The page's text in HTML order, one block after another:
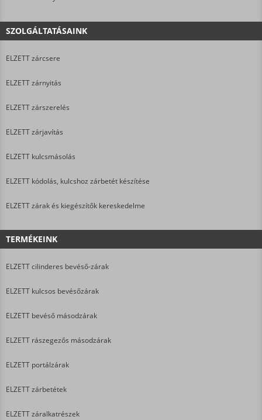
SZOLGÁLTATÁSAINK
ELZETT zárcsere
ELZETT zárnyitás
ELZETT zárszerelés
ELZETT zárjavítás
ELZETT kulcsmásolás
ELZETT kódolás, kulcshoz zárbetét készítése
ELZETT zárak és kiegészítők kereskedelme
TERMÉKEINK
ELZETT cilinderes bevéső-zárak
ELZETT kulcsos bevésőzárak
ELZETT bevéső másodzárak
ELZETT rászegezős másodzárak
ELZETT portálzárak
ELZETT zárbetétek
ELZETT záralkatrészek